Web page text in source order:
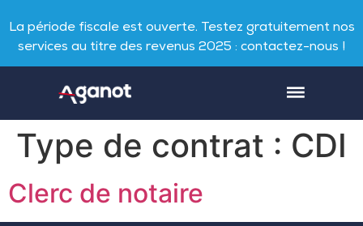
La période fiscale est ouverte. Testez gratuitement nos
services au titre des revenus 2025 : contactez-nous !
Type de contrat : CDI
Clerc de notaire